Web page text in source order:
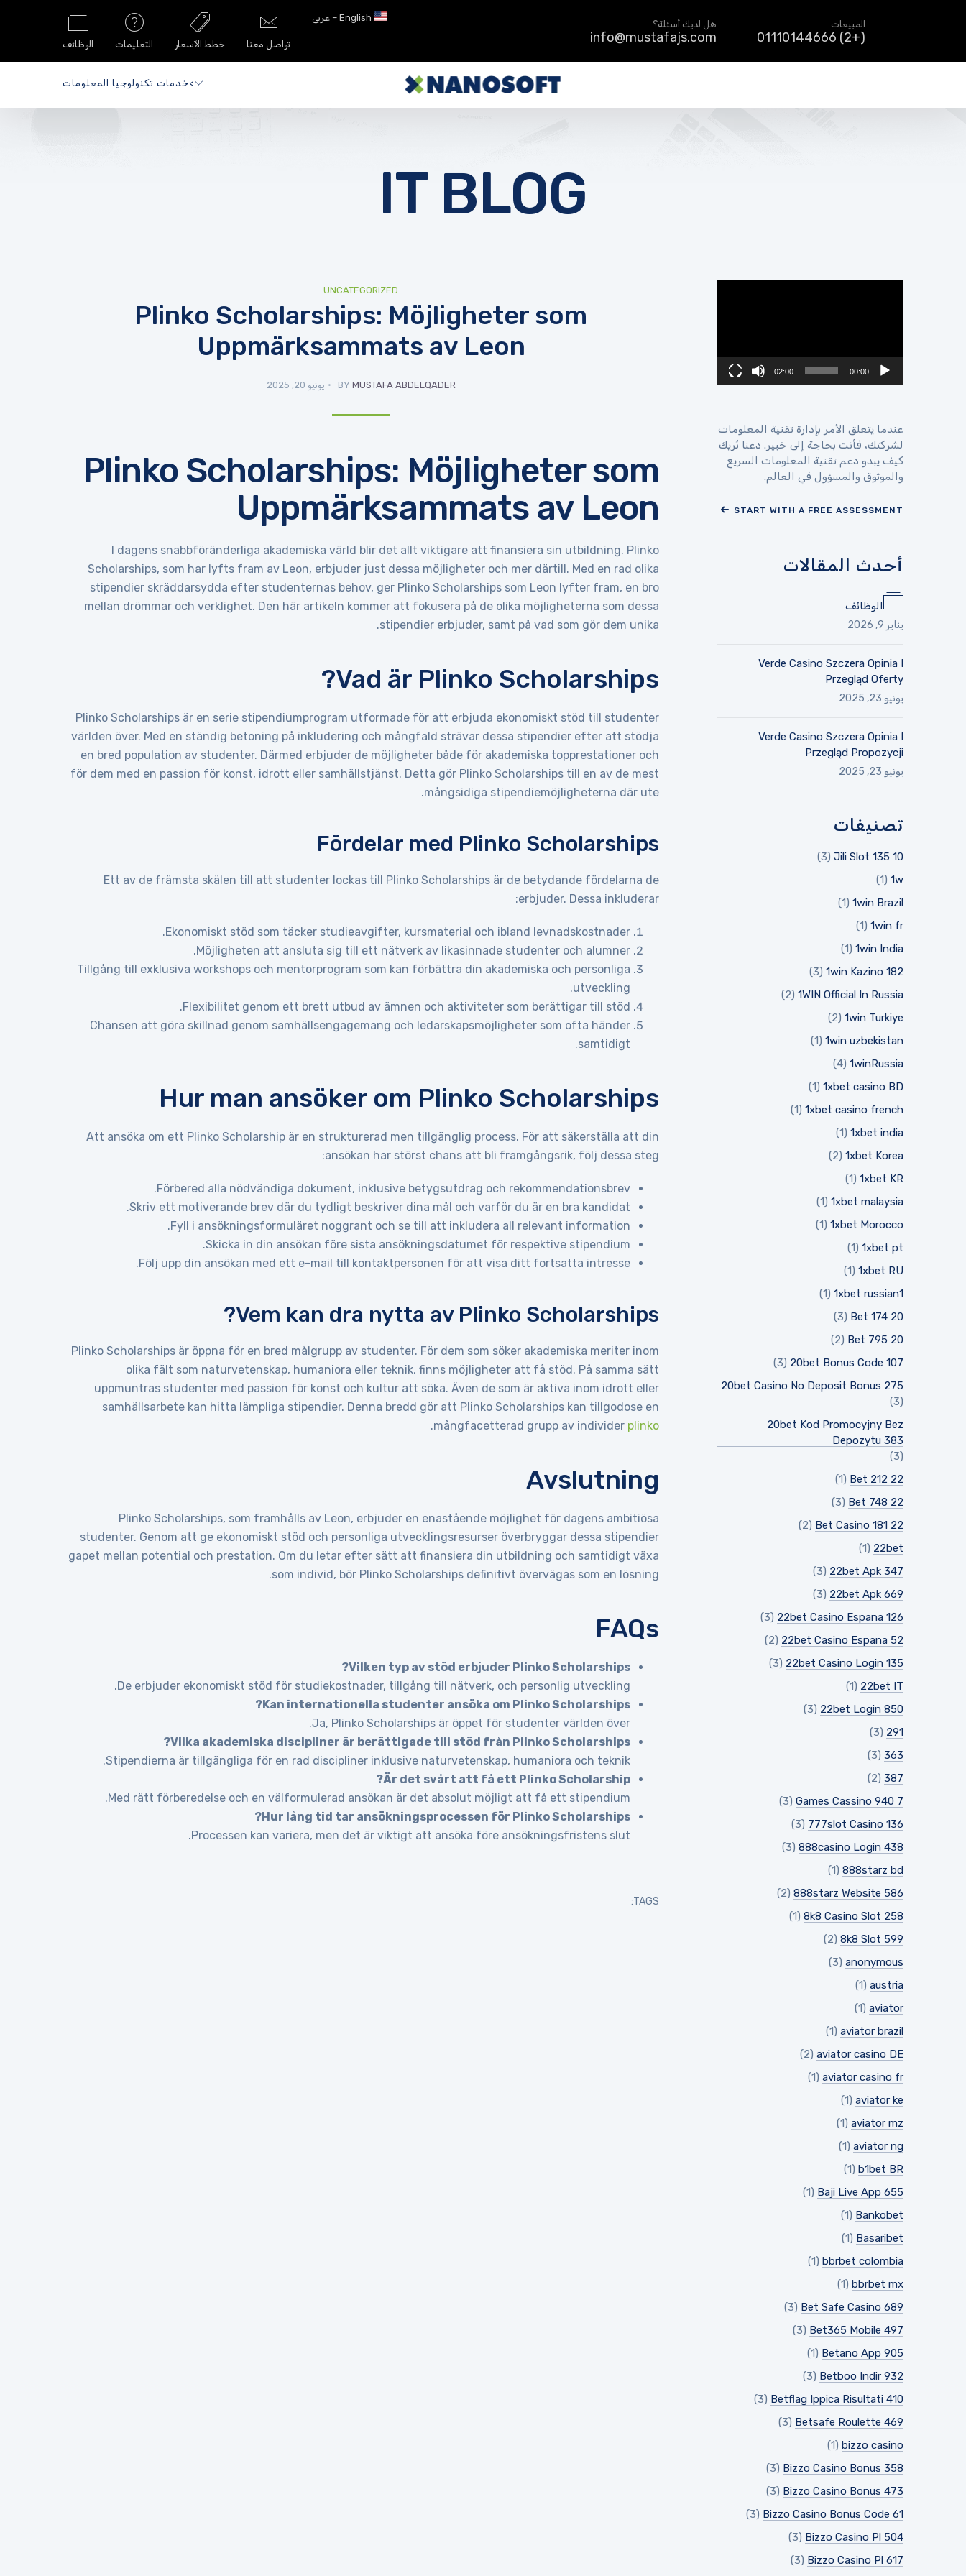
المبيعات
(+2) 01110144666
هل لديك أسئلة؟
info@mustafajs.com الوظائف التعليمات خطط الآسعار تواصل معنا
English – عربى
>خدمات تكنولوجيا المعلومات
IT BLOG
UNCATEGORIZED
Plinko Scholarships: Möjligheter som
Uppmärksammats av Leon
BY MUSTAFA ABDELQADER يونيو 20, 2025
Plinko Scholarships: Möjligheter som
Uppmärksammats av Leon
I dagens snabbföränderliga akademiska värld blir det allt viktigare att finansiera sin utbildning. Plinko
Scholarships, som har lyfts fram av Leon, erbjuder just dessa möjligheter och mer därtill. Med en rad olika
stipendier skräddarsydda efter studenternas behov, ger Plinko Scholarships som Leon lyfter fram, en bro
mellan drömmar och verklighet. Den här artikeln kommer att fokusera på de olika möjligheterna som dessa
stipendier erbjuder, samt på vad som gör dem unika.
Vad är Plinko Scholarships?
Plinko Scholarships är en serie stipendiumprogram utformade för att erbjuda ekonomiskt stöd till studenter
världen över. Med en ständig betoning på inkludering och mångfald strävar dessa stipendier efter att stödja
en bred population av studenter. Därmed erbjuder de möjligheter både för akademiska topprestationer och
för dem med en passion för konst, idrott eller samhällstjänst. Detta gör Plinko Scholarships till en av de mest
mångsidiga stipendiemöjligheterna där ute.
Fördelar med Plinko Scholarships
Ett av de främsta skälen till att studenter lockas till Plinko Scholarships är de betydande fördelarna de
erbjuder. Dessa inkluderar:
Ekonomiskt stöd som täcker studieavgifter, kursmaterial och ibland levnadskostnader.
Möjligheten att ansluta sig till ett nätverk av likasinnade studenter och alumner.
Tillgång till exklusiva workshops och mentorprogram som kan förbättra din akademiska och personliga
utveckling.
Flexibilitet genom ett brett utbud av ämnen och aktiviteter som berättigar till stöd.
Chansen att göra skillnad genom samhällsengagemang och ledarskapsmöjligheter som ofta händer
samtidigt.
Hur man ansöker om Plinko Scholarships
Att ansöka om ett Plinko Scholarship är en strukturerad men tillgänglig process. För att säkerställa att din
ansökan har störst chans att bli framgångsrik, följ dessa steg:
Förbered alla nödvändiga dokument, inklusive betygsutdrag och rekommendationsbrev.
Skriv ett motiverande brev där du tydligt beskriver dina mål och varför du är en bra kandidat.
Fyll i ansökningsformuläret noggrant och se till att inkludera all relevant information.
Skicka in din ansökan före sista ansökningsdatumet för respektive stipendium.
Följ upp din ansökan med ett e-mail till kontaktpersonen för att visa ditt fortsatta intresse.
Vem kan dra nytta av Plinko Scholarships?
Plinko Scholarships är öppna för en bred målgrupp av studenter. För dem som söker akademiska meriter inom
olika fält som naturvetenskap, humaniora eller teknik, finns möjligheter att få stöd. På samma sätt
uppmuntras studenter med passion för konst och kultur att söka. Även de som är aktiva inom idrott eller
samhällsarbete kan hitta lämpliga stipendier. Denna bredd gör att Plinko Scholarships kan tillgodose en
mångfacetterad grupp av individer plinko
.
Avslutning
Plinko Scholarships, som framhålls av Leon, erbjuder en enastående möjlighet för dagens ambitiösa
studenter. Genom att ge ekonomiskt stöd och personliga utvecklingsresurser överbryggar dessa stipendier
gapet mellan potential och prestation. Om du letar efter sätt att finansiera din utbildning och samtidigt växa
som individ, bör Plinko Scholarships definitivt övervägas som en lösning.
FAQs
Vilken typ av stöd erbjuder Plinko Scholarships?
De erbjuder ekonomiskt stöd för studiekostnader, tillgång till nätverk, och personlig utveckling.
Kan internationella studenter ansöka om Plinko Scholarships?
Ja, Plinko Scholarships är öppet för studenter världen över.
Vilka akademiska discipliner är berättigade till stöd från Plinko Scholarships?
Stipendierna är tillgängliga för en rad discipliner inklusive naturvetenskap, humaniora och teknik.
Är det svårt att få ett Plinko Scholarship?
Med rätt förberedelse och en välformulerad ansökan är det absolut möjligt att få ett stipendium.
Hur lång tid tar ansökningsprocessen för Plinko Scholarships?
Processen kan variera, men det är viktigt att ansöka före ansökningsfristens slut.
TAGS:
00:00
02:00
عندما يتعلق الأمر بإدارة تقنية المعلومات
لشركتك، فأنت بحاجة إلى خبير. دعنا نُريك
كيف يبدو دعم تقنية المعلومات السريع
والموثوق والمسؤول في العالم.
START WITH A FREE ASSESSMENT
أحدث المقالات
الوظائف
يناير 9, 2026
Verde Casino Szczera Opinia I
Przegląd Oferty
يونيو 23, 2025
Verde Casino Szczera Opinia I
Przegląd Propozycji
يونيو 23, 2025
تصنيفات
10 Jili Slot 135
(3)
1w
(1)
1win Brazil
(1)
1win fr
(1)
1win India
(1)
1win Kazino 182
(3)
1WIN Official In Russia
(2)
1win Turkiye
(2)
1win uzbekistan
(1)
1winRussia
(4)
1xbet casino BD
(1)
1xbet casino french
(1)
1xbet india
(1)
1xbet Korea
(2)
1xbet KR
(1)
1xbet malaysia
(1)
1xbet Morocco
(1)
1xbet pt
(1)
1xbet RU
(1)
1xbet russian1
(1)
20 Bet 174
(3)
20 Bet 795
(2)
20bet Bonus Code 107
(3)
20bet Casino No Deposit Bonus 275
(3)
20bet Kod Promocyjny Bez
Depozytu 383
(3)
22 Bet 212
(1)
22 Bet 748
(3)
22 Bet Casino 181
(2)
22bet
(1)
22bet Apk 347
(3)
22bet Apk 669
(3)
22bet Casino Espana 126
(3)
22bet Casino Espana 52
(2)
22bet Casino Login 135
(3)
22bet IT
(1)
22bet Login 850
(3)
291
(3)
363
(3)
387
(2)
7 Games Cassino 940
(3)
777slot Casino 136
(3)
888casino Login 438
(3)
888starz bd
(1)
888starz Website 586
(2)
8k8 Casino Slot 258
(1)
8k8 Slot 599
(2)
anonymous
(3)
austria
(1)
aviator
(1)
aviator brazil
(1)
aviator casino DE
(2)
aviator casino fr
(1)
aviator ke
(1)
aviator mz
(1)
aviator ng
(1)
b1bet BR
(1)
Baji Live App 655
(1)
Bankobet
(1)
Basaribet
(1)
bbrbet colombia
(1)
bbrbet mx
(1)
Bet Safe Casino 689
(3)
Bet365 Mobile 497
(3)
Betano App 905
(1)
Betboo Indir 932
(3)
Betflag Ippica Risultati 410
(3)
Betsafe Roulette 469
(3)
bizzo casino
(1)
Bizzo Casino Bonus 358
(3)
Bizzo Casino Bonus 473
(3)
Bizzo Casino Bonus Code 61
(3)
Bizzo Casino Pl 504
(3)
Bizzo Casino Pl 617
(3)